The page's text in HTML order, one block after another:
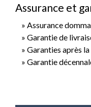
Assurance et
Assurance
Garantie de
Garanties après
Garantie